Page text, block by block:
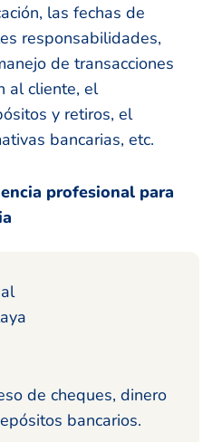
las fechas de
responsabilidades,
de transacciones
al cliente, el
y retiros, el
bancarias, etc.
profesional para
de cheques, dinero
bancarios.